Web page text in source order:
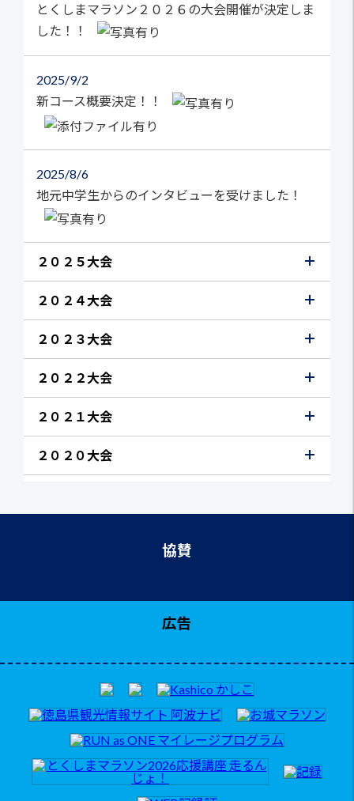
とくしまマラソン２０２６の大会開催が決定しま
した！！
2025 9/2
新コース概要決定！！
2025 8/6
地元中学生からのインタビューを受けました！
２０２５大会
２０２４大会
２０２３大会
２０２２大会
２０２１大会
２０２０大会
協賛
広告